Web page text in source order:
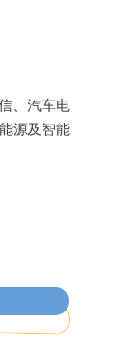
、汽车电
源及智能